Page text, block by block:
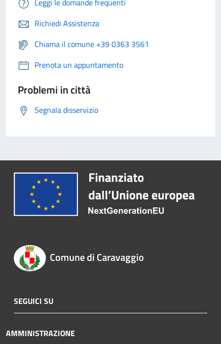
Leggi le domande frequenti
Richiedi Assistenza
Chiama il comune +39 0363 3561
Prenota un appuntamento
Problemi in città
Segnala disservizio
Comune di Caravaggio
SEGUICI SU
AMMINISTRAZIONE